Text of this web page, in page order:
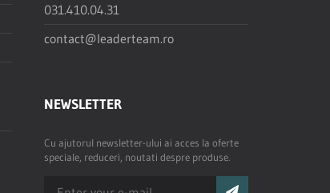
031.410.04.31
contact@leaderteam.ro
NEWSLETTER
Cu ajutorul newsletter-ului ai acces la oferte
speciale, reduceri, noutati despre produse.